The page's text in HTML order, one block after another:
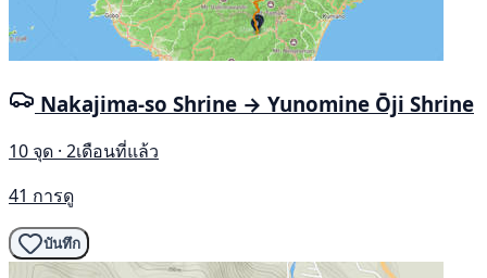
Nakajima-so Shrine → Yunomine Ōji Shrine
10 จุด · 2เดือนที่แล้ว
41 การดู
บันทึก